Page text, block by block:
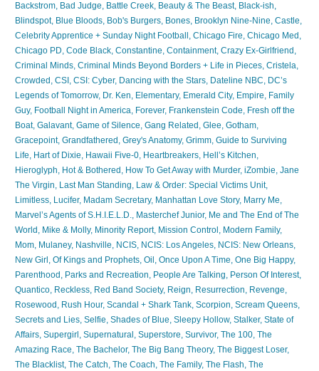
Backstrom, Bad Judge, Battle Creek, Beauty & The Beast, Black-ish,
Blindspot, Blue Bloods, Bob's Burgers, Bones, Brooklyn Nine-Nine, Castle,
Celebrity Apprentice + Sunday Night Football , Chicago Fire, Chicago Med ,
Chicago PD, Code Black, Constantine, Containment, Crazy Ex-Girlfriend ,
Criminal Minds, Criminal Minds Beyond Borders + Life in Pieces, Cristela,
Crowded , CSI , CSI: Cyber, Dancing with the Stars, Dateline NBC, DC’s
Legends of Tomorrow, Dr. Ken, Elementary, Emerald City, Empire, Family
Guy, Football Night in America, Forever, Frankenstein Code, Fresh off the
Boat, Galavant, Game of Silence, Gang Related , Glee, Gotham,
Gracepoint, Grandfathered , Grey's Anatomy, Grimm, Guide to Surviving
Life, Hart of Dixie, Hawaii Five-0, Heartbreakers, Hell’s Kitchen,
Hieroglyph, Hot & Bothered , How To Get Away with Murder, iZombie, Jane
The Virgin, Last Man Standing, Law & Order: Special Victims Unit,
Limitless, Lucifer, Madam Secretary, Manhattan Love Story, Marry Me,
Marvel’s Agents of S.H.I.E.L.D., Masterchef Junior, Me and The End of The
World , Mike & Molly, Minority Report, Mission Control , Modern Family,
Mom, Mulaney, Nashville, NCIS, NCIS: Los Angeles, NCIS: New Orleans,
New Girl , Of Kings and Prophets, Oil , Once Upon A Time, One Big Happy,
Parenthood , Parks and Recreation, People Are Talking, Person Of Interest,
Quantico, Reckless, Red Band Society, Reign, Resurrection, Revenge,
Rosewood , Rush Hour, Scandal + Shark Tank, Scorpion, Scream Queens,
Secrets and Lies, Selfie, Shades of Blue, Sleepy Hollow, Stalker, State of
Affairs, Supergirl , Supernatural , Superstore, Survivor, The 100, The
Amazing Race, The Bachelor, The Big Bang Theory, The Biggest Loser,
The Blacklist, The Catch, The Coach, The Family, The Flash, The